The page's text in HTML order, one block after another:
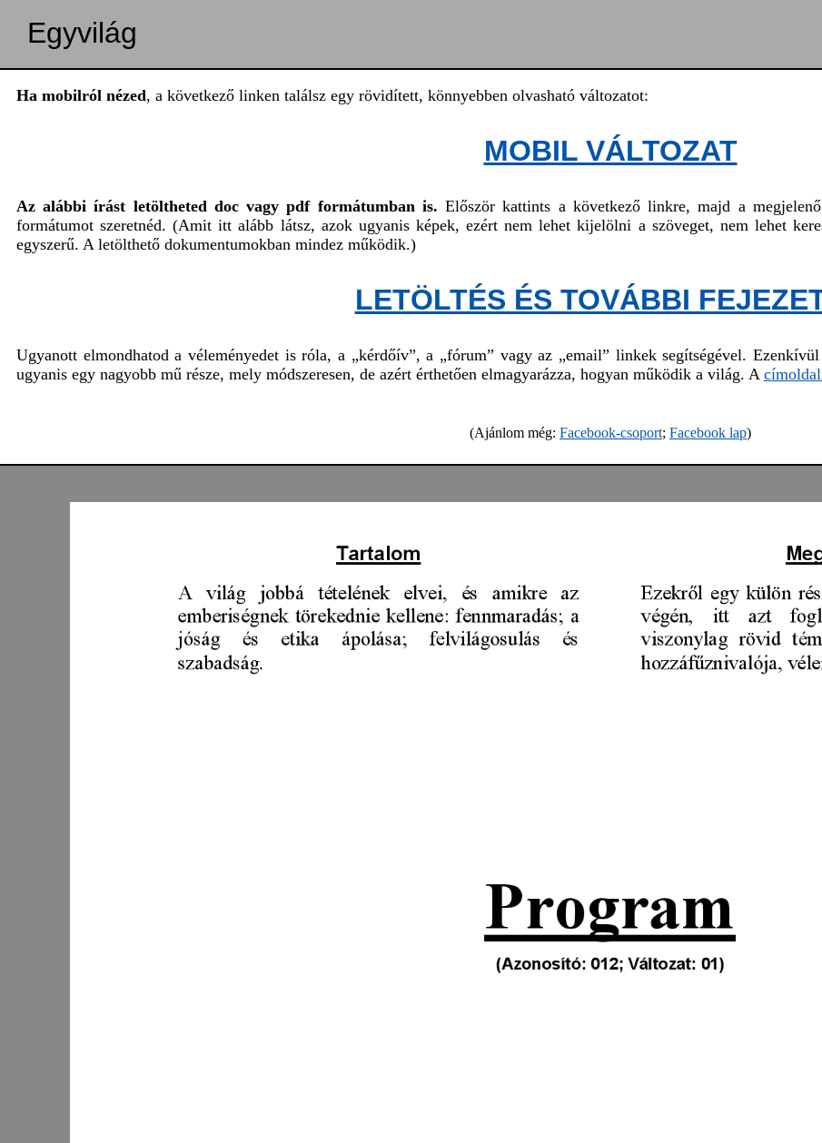
Egyvilág
Ha mobilról nézed, a következő linken találsz egy rövidített, könnyebben olvasható változatot:
MOBIL VÁLTOZAT
Az alábbi írást letöltheted doc vagy pdf formátumban is. Először kattints a következő linkre, majd a
formátumot szeretnéd. (Amit itt alább látsz, azok ugyanis képek, ezért nem lehet kijelölni a szöveget, nem lehet
egyszerű. A letölthető dokumentumokban mindez működik.)
LETÖLTÉS ÉS TOVÁBBI
Ugyanott elmondhatod a véleményedet is róla, a „kérdőív”, a „fórum” vagy az „email” linkek segítségével. Ezenkívül
ugyanis egy nagyobb mű része, mely módszeresen, de azért érthetően elmagyarázza, hogyan működik a világ. A
(Ajánlom még: Facebook-csoport; Facebook lap)